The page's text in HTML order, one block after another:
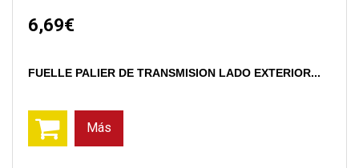
6,69€
FUELLE PALIER DE TRANSMISION LADO EXTERIOR...
Más